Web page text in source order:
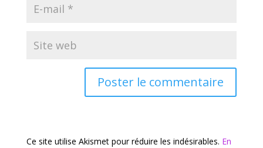
Ce site utilise Akismet pour réduire les indésirables. En